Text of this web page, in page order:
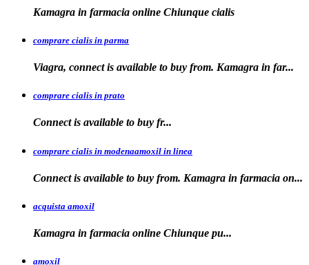
Kamagra in farmacia online Chiunque cialis
comprare cialis in parma
Viagra, connect is available to buy from. Kamagra in far...
comprare cialis in prato
Connect is available to buy fr...
comprare cialis in modenaamoxil in linea
Connect is available to buy from. Kamagra in farmacia on...
acquista amoxil
Kamagra in farmacia online Chiunque pu...
amoxil